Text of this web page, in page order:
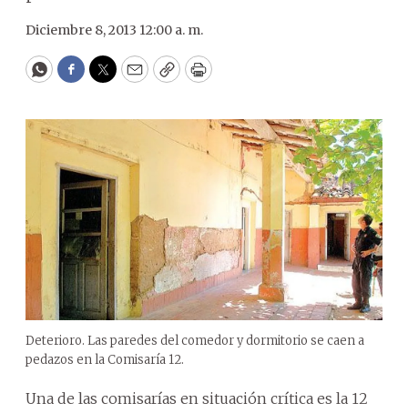
Diciembre 8, 2013 12:00 a. m.
WhatsApp
Facebook
Twitter
EmailCopyPrint
Deterioro. Las paredes del comedor y dormitorio se caen a
pedazos en la Comisaría 12.
Una de las comisarías en situación crítica es la 12